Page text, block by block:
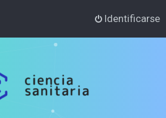
Identificarse